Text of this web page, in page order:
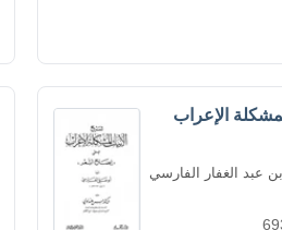
الإعراب
عبد الغفار الفارسي